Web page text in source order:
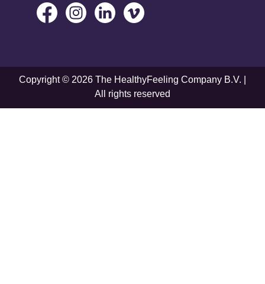
Copyright © 2026 The HealthyFeeling Company B.V. |
All rights reserved